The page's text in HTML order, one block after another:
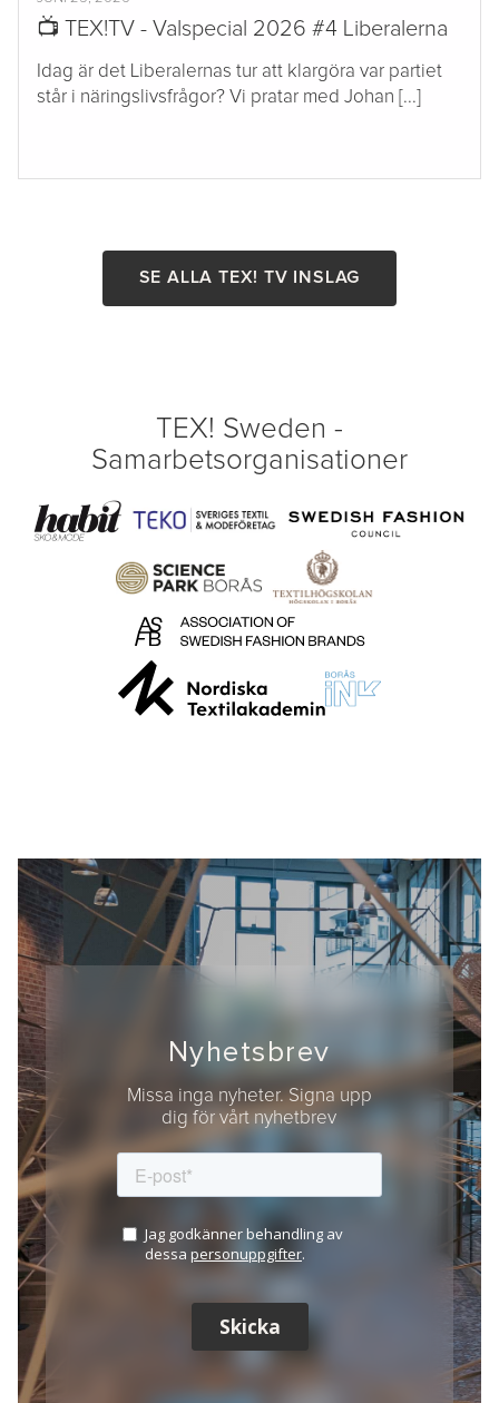
📺 TEX!TV - Valspecial 2026 #4 Liberalerna
Idag är det Liberalernas tur att klargöra var partiet
står i näringslivsfrågor? Vi pratar med Johan [...]
SE ALLA TEX! TV INSLAG
TEX! Sweden -
Samarbetsorganisationer
Nyhetsbrev
Missa inga nyheter. Signa upp
dig för vårt nyhetbrev